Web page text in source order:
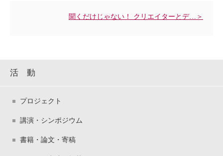
聞くだけじゃない！ クリエイターとデ…＞
活 動
プロジェクト
講演・シンポジウム
書籍・論文・寄稿